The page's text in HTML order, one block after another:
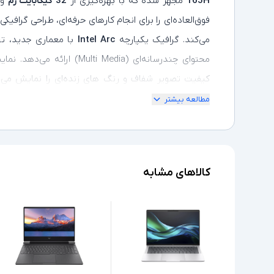
فوق‌العاده‌ای را برای انجام کارهای حرفه‌ای، طراحی
می‌کند. گرافیک یکپارچهIntel Arc با معماری جدید،
محتوای چندرسانه‌ای (Multi Media) ارائه می‌دهد. نمایشگر
کیفیت تصویر شفاف و رنگ‌ های زنده‌ای را نمایش
می‌سازد. علاوه بر این، طراحی ظریف و سبک،
مطالعه بیشتر
کالاهای مشابه